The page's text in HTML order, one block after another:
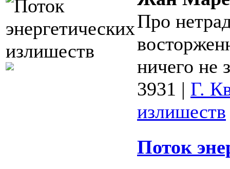
Про
ничего не
3931 | Г.
излишеств
Поток